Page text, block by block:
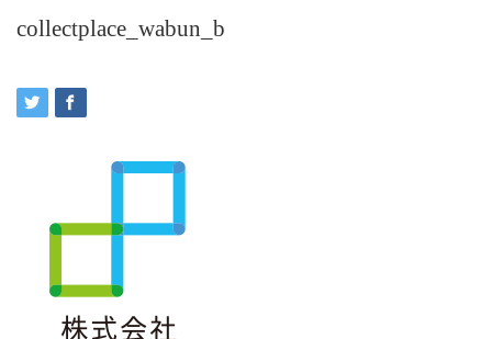
collectplace_wabun_b